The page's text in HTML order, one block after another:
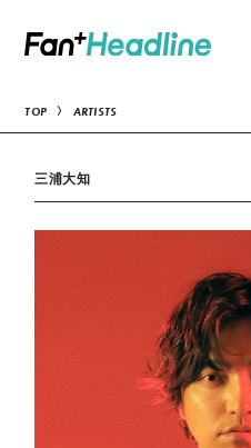
TOP ARTISTS
三浦大知